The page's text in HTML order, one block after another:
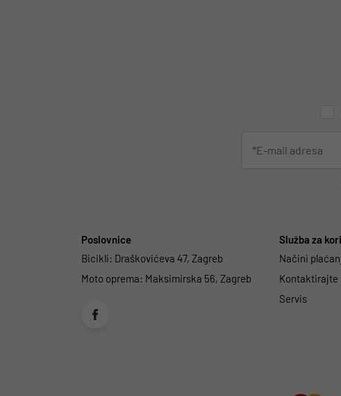
Poslovnice
Bicikli: Draškovićeva 47, Zagreb
Moto oprema: Maksimirska 56, Zagreb
Služba za
Načini
Kontaktirajte
Servis